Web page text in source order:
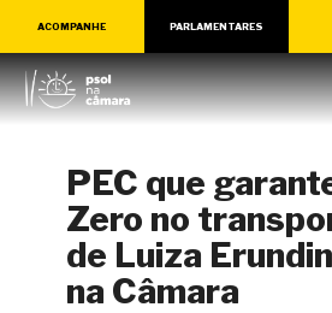
ACOMPANHE PARLAMENTARES
PEC que
Zero no
de Luiza
na Câmara